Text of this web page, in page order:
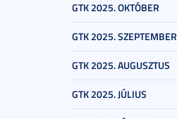
GTK 2025. OKTÓBER
GTK 2025. SZEPTEMBER
GTK 2025. AUGUSZTUS
GTK 2025. JÚLIUS